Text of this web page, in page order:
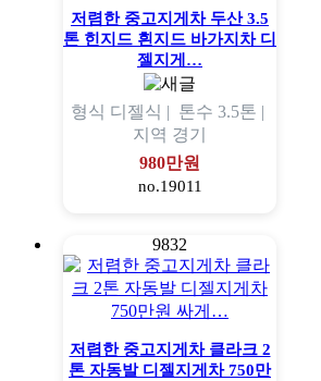
저렴한 중고지게차 두산 3.5
톤 힌지드 흰지드 바가지차 디
젤지게…
형식 디젤식 | 톤수 3.5톤 |
지역 경기
980만원
no.19011
9832
저렴한 중고지게차 클라크 2
톤 자동발 디젤지게차 750만